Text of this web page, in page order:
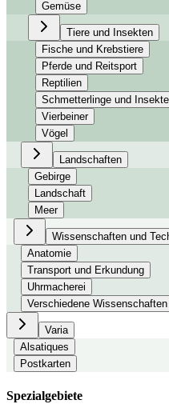
Gemüse
Tiere und Insekten
Fische und Krebstiere
Pferde und Reitsport
Reptilien
Schmetterlinge und
Vierbeiner
Vögel
Landschaften
Gebirge
Landschaft
Meer
Wissenschaften und
Anatomie
Transport und Erkundung
Uhrmacherei
Verschiedene Wissenschaften
Varia
Alsatiques
Postkarten
Spezialgebiete